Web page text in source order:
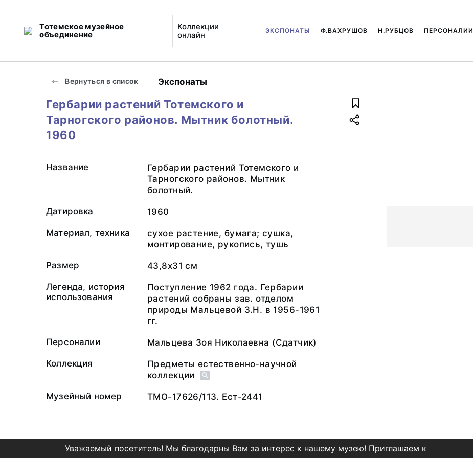
Тотемское музейное
объединение
Коллекции
онлайн
ЭКСПОНАТЫ Ф.ВАХРУШОВ Н.РУБЦОВ ПЕРСОНАЛИИ
Вернуться в список Экспонаты
Гербарии растений Тотемского и
Тарногского районов. Мытник болотный.
1960
Название
Гербарии растений Тотемского и
Тарногского районов. Мытник
болотный.
Датировка 1960
Материал, техника
сухое растение, бумага; сушка,
монтирование, рукопись, тушь
Размер 43,8х31 см
Легенда, история
использования
Поступление 1962 года. Гербарии
растений собраны зав. отделом
природы Мальцевой З.Н. в 1956-1961
гг.
Персоналии Мальцева Зоя Николаевна (Сдатчик)
Коллекция
Предметы естественно-научной
коллекции
Музейный номер ТМО-17626/113. Ест-2441
Уважаемый посетитель! Мы благодарны Вам за интерес к нашему музею! Приглашаем к